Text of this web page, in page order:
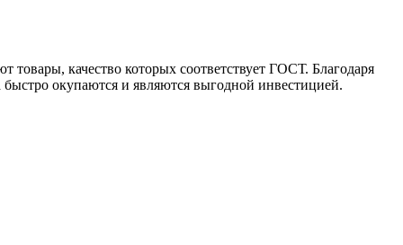
товары, качество которых соответствует ГОСТ. Благодаря
окупаются и являются выгодной инвестицией.